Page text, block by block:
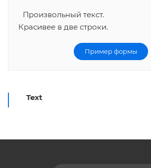
Произвольный текст.
Красивее в две строки.
Пример формы
Text